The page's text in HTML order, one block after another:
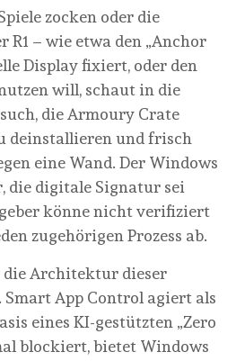
zocken oder die
R1 – wie etwa den „Anchor
Display fixiert, oder den
will, schaut in die
die Armoury Crate
deinstallieren und frisch
eine Wand. Der Windows
die digitale Signatur sei
könne nicht verifiziert
zugehörigen Prozess ab.
die Architektur dieser
App Control agiert als
eines KI-gestützten „Zero
blockiert, bietet Windows